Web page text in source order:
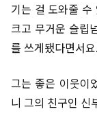
기는 걸 도와줄 수
크고 무거운 슬립
를 쓰게됐다면서요.
그는 좋은 이웃이
니 그의 친구인 신